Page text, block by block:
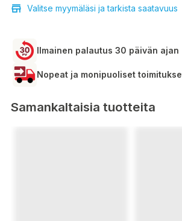
Valitse myymäläsi ja tarkista saatavuus
Ilmainen palautus 30 päivän ajan
Nopeat ja monipuoliset
Samankaltaisia tuotteita